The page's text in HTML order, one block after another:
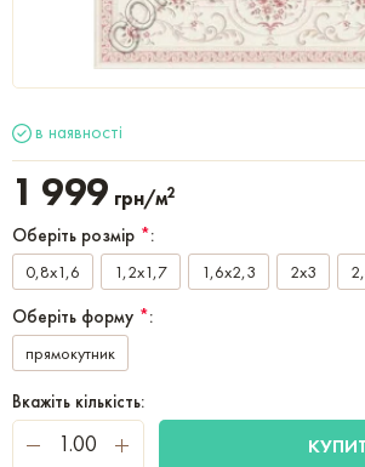
в наявності
1 999 грн/м2
Оберіть розмір *:
0,8x1,6 1,2x1,7 1,6x2,3 2x3
Оберіть форму *:
прямокутник
Вкажіть кількість: